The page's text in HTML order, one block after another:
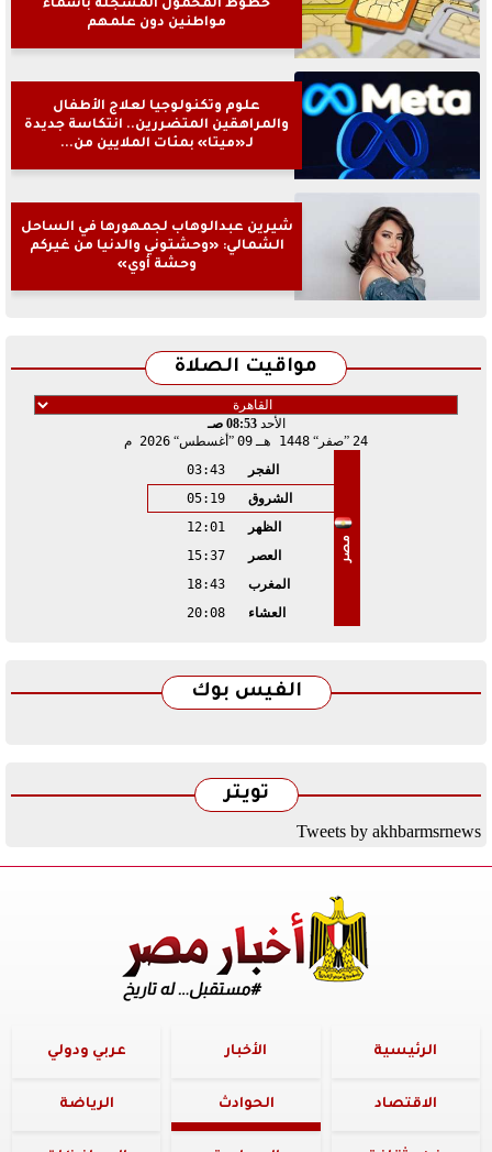
خطوط المحمول المسجلة بأسماء
مواطنين دون علمهم
علوم وتكنولوجيا لعلاج الأطفال
والمراهقين المتضررين.. انتكاسة جديدة
لـ«ميتا» بمئات الملايين من...
شيرين عبدالوهاب لجمهورها في الساحل
الشمالي: «وحشتوني والدنيا من غيركم
وحشة أوي»
مواقيت الصلاة
الأحد08:53 صـ
24 صفر 1448 هـ 09 أغسطس 2026 م
مصر
الفجر
03:43
الشروق
05:19
الظهر
12:01
العصر
15:37
المغرب
18:43
العشاء
20:08
الفيس بوك
تويتر
Tweets by akhbarmsrnews
الرئيسية الأخبار عربي ودولي
الاقتصاد الحوادث الرياضة